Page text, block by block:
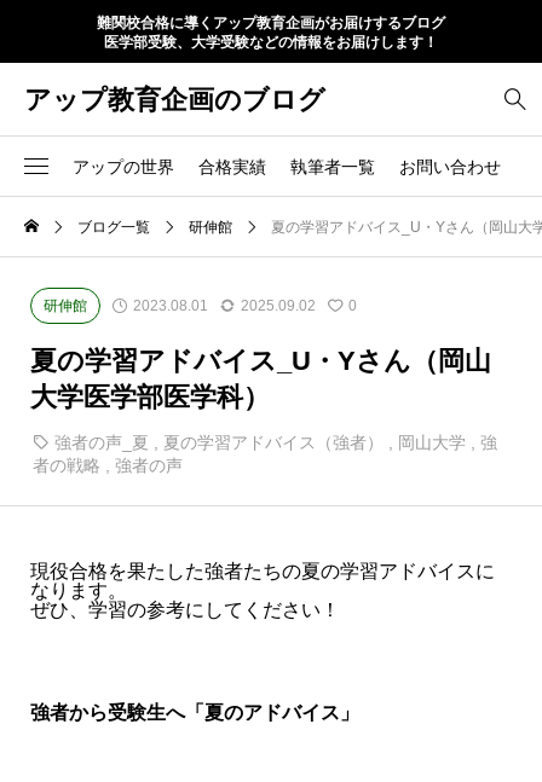
難関校合格に導くアップ教育企画がお届けするブログ
医学部受験、大学受験などの情報をお届けします！
アップ教育企画のブログ
アップの世界 合格実績 執筆者一覧 お問い合わせ
ブログ一覧 研伸館 夏の学習アドバイス_U・Yさん（岡山大
研伸館 2023.08.01 2025.09.02 0
夏の学習アドバイス_U・Yさん（岡山
大学医学部医学科）
強者の声_夏 夏の学習アドバイス（強者） 岡山大学
強
者の戦略 , 強者の声
現役合格を果たした強者たちの夏の学習アドバイスに
なります。
ぜひ、学習の参考にしてください！
強者から受験生へ「夏のアドバイス」